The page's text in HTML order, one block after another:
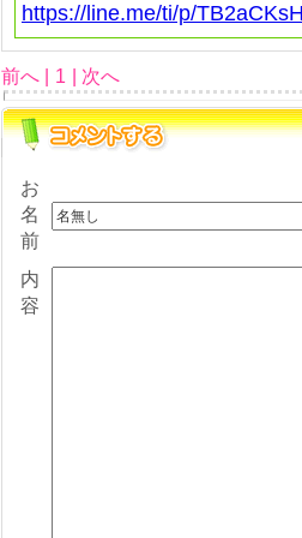
https://line.me/ti/p/
前へ | 1 | 次へ
お
名
前
内
容